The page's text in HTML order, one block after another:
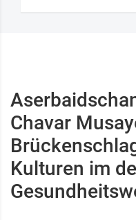
Chavar
Kulturen im